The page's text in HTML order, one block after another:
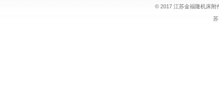
© 2017 江苏金福隆机床附